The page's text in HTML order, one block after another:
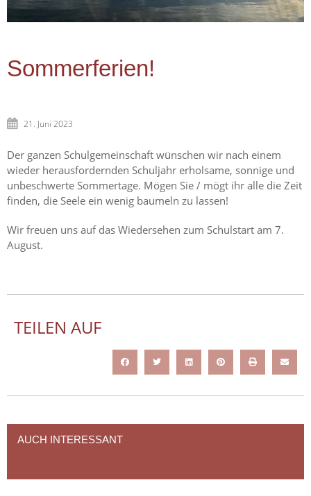
Sommerferien!
21. Juni 2023
Der ganzen Schulgemeinschaft wünschen wir nach einem
wieder herausfordernden Schuljahr erholsame, sonnige und
unbeschwerte Sommertage. Mögen Sie / mögt ihr alle die Zeit
finden, die Seele ein wenig baumeln zu lassen!
Wir freuen uns auf das Wiedersehen zum Schulstart am 7.
August.
TEILEN AUF
AUCH INTERESSANT